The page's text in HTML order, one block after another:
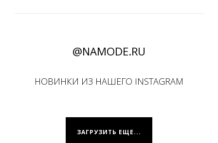
@NAMODE.RU
НОВИНКИ ИЗ НАШЕГО INSTAGRAM
ЗАГРУЗИТЬ ЕЩЕ...